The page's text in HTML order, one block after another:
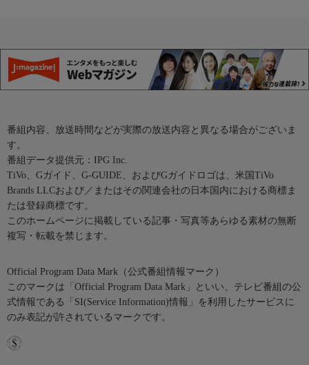
番組内容、放送時間などが実際の放送内容と異なる場合がございま
す。
番組データ提供元：IPG Inc.
TiVo、Gガイド、G-GUIDE、およびGガイドロゴは、米国TiVo
Brands LLCおよび／またはその関連会社の日本国内における商標ま
たは登録商標です。
このホームページに掲載している記事・写真等あらゆる素材の無断
複写・転載を禁じます。
Official Program Data Mark（公式番組情報マーク）
このマークは「Official Program Data Mark」といい、テレビ番組の公
式情報である「SI(Service Information)情報」を利用したサービスに
のみ表記が許されているマークです。